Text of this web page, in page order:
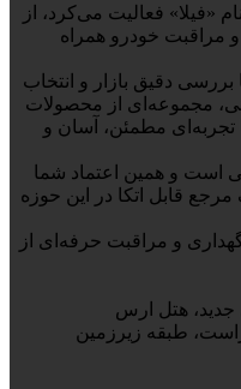
که پیش‌تر با نام «فیلا» فعالیت می‌کرد، از
و مراقبت خودرو همراه
بررسی دقیق بازار و انتخاب
مجموعه‌ای از محصولات
تجربه‌ای مطمئن، آسان و
است و همین اعتماد شما
119 امروز به یک مرجع قابل اتکا در این حوزه
برای نگهداری و مراقبت حرفه‌ای از
جدید، هتل ارس
طبقه زیرزمین